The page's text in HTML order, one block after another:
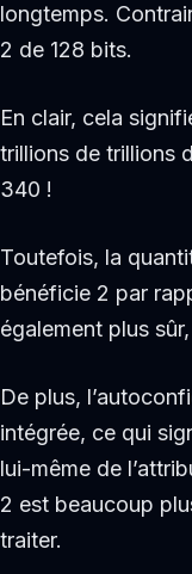
longtemps.
2 de 128 bits.
En clair, cela
trillions de trillions
340 !
Toutefois, la
bénéficie 2 par
également plus
De plus,
intégrée, ce qui
lui-même de
2 est beaucoup
traiter.